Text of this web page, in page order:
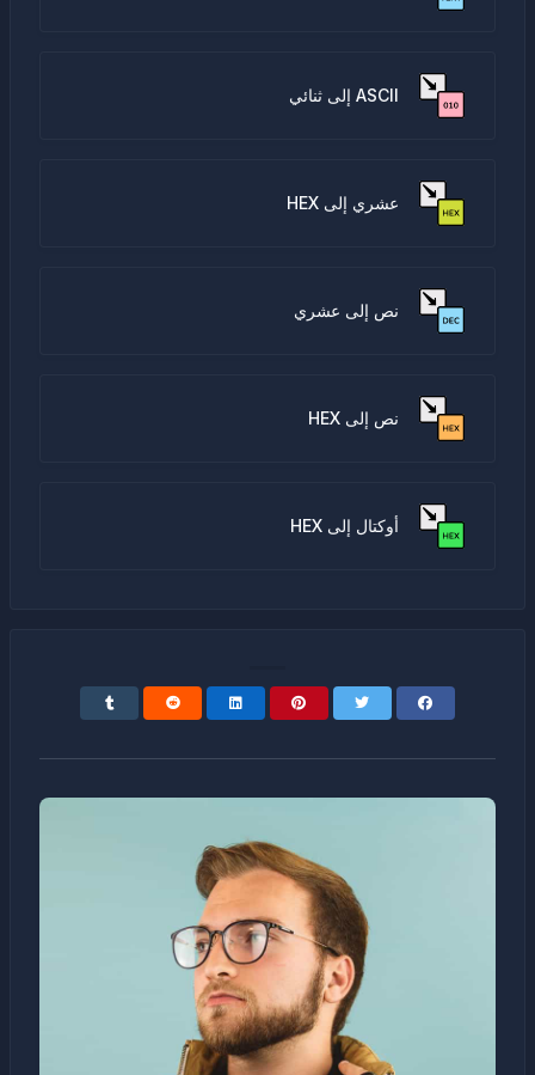
ASCII إلى ثنائي
عشري إلى HEX
نص إلى عشري
نص إلى HEX
أوكتال إلى HEX